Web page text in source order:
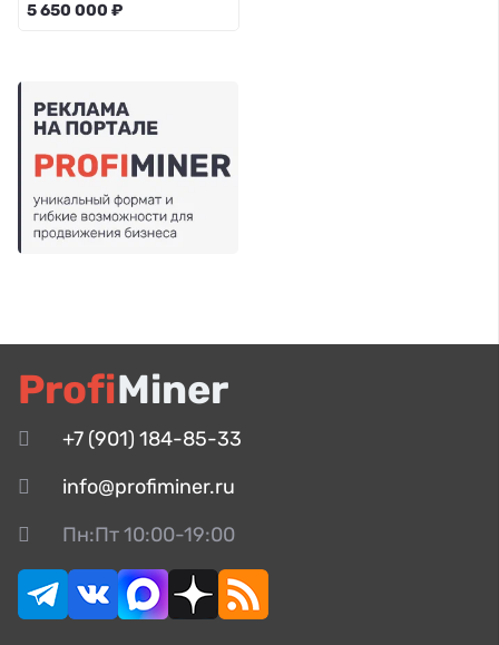
5 650 000 ₽
ProfiMiner
+7 (901) 184-85-33
info@profiminer.ru
Пн:Пт 10:00-19:00